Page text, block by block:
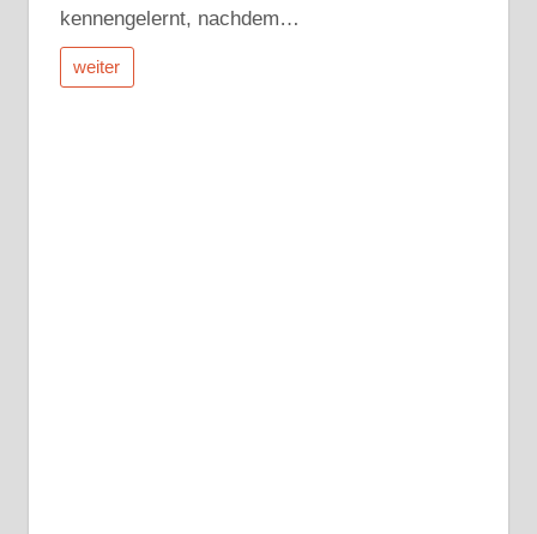
kennengelernt, nachdem…
weiter